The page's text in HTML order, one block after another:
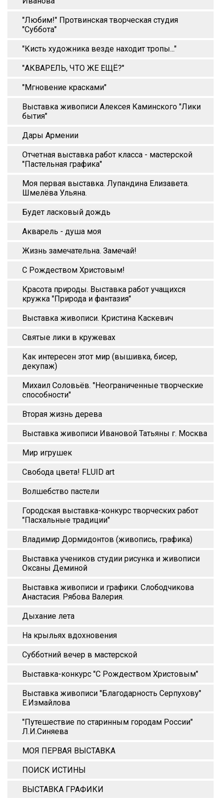
"Любим!" Протвинская творческая студия
"Суббота"
"Кисть художника везде находит тропы..."
"АКВАРЕЛЬ, ЧТО ЖЕ ЕЩЁ?"
"Мгновение красками"
Выставка живописи Алексея Каминского "Лики
бытия"
Дары Армении
Отчетная выставка работ класса - мастерской
"Пастельная графика"
Моя первая выставка. Лупандина Елизавета.
Шмелёва Ульяна.
Будет ласковый дождь
Акварель - душа моя
Жизнь замечательна. Замечай!
С Рождеством Христовым!
Красота природы. Выставка работ учащихся
кружка "Природа и фантазия"
Выставка живописи. Кристина Каскевич
Святые лики в кружевах
Как интересен этот мир (вышивка, бисер,
декупаж)
Михаил Соловьёв. "Неограниченные творческие
способности"
Вторая жизнь дерева
Выставка живописи Ивановой Татьяны г. Москва
Мир игрушек
Свобода цвета! FLUID art
Волшебство пастели
Городская выставка-конкурс творческих работ
"Пасхальные традиции"
Владимир Дормидонтов (живопись, графика)
Выставка учеников студии рисунка и живописи
Оксаны Деминой
Выставка живописи и графики. Слободчикова
Анастасия. Рябова Валерия.
Дыхание лета
На крыльях вдохновения
Субботний вечер в мастерской
Выставка-конкурс "С Рождеством Христовым"
Выставка живописи "Благодарность Серпухову"
Е.Измайлова
"Путешествие по старинным городам России"
Л.И.Синяева
МОЯ ПЕРВАЯ ВЫСТАВКА
ПОИСК ИСТИНЫ
ВЫСТАВКА ГРАФИКИ